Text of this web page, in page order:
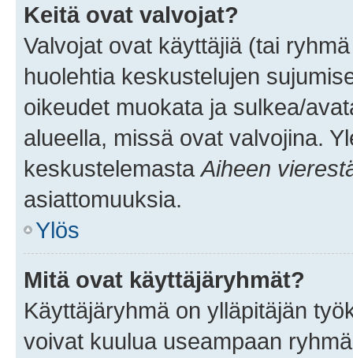
Keitä ovat valvojat?
Valvojat ovat käyttäjiä (tai
huolehtia keskustelujen
oikeudet muokata ja sulkea/
alueella, missä ovat valvojina.
keskustelemasta Aiheen
asiattomuuksia.
Ylös
Mitä ovat käyttäjäryhmät?
Käyttäjäryhmä on ylläpitäjän
voivat kuulua useampaan